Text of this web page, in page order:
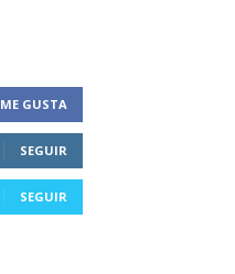
ME GUSTA
SEGUIR
SEGUIR